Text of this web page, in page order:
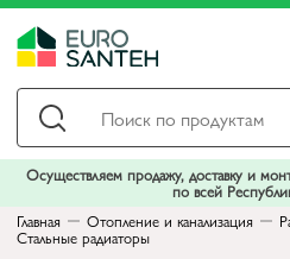
Осуществляем продажу, доставку и
по всей
Главная
Отопление и канализация
Стальные радиаторы